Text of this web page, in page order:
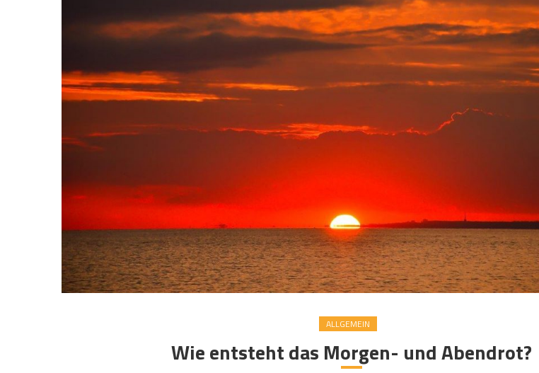
ALLGEMEIN
Wie entsteht das Morgen- und Abendrot?